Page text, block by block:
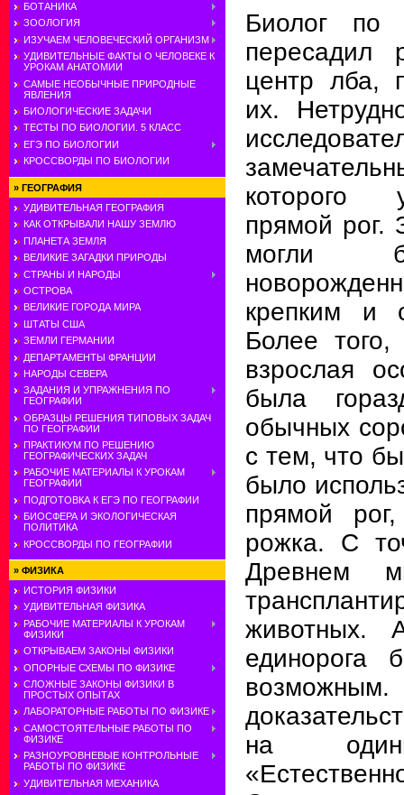
БОТАНИКА
ЗООЛОГИЯ
ИЗУЧАЕМ ЧЕЛОВЕЧЕСКИЙ ОРГАНИЗМ
УДИВИТЕЛЬНЫЕ ФАКТЫ О ЧЕЛОВЕКЕ К
УРОКАМ АНАТОМИИ
САМЫЕ НЕОБЫЧНЫЕ ПРИРОДНЫЕ
ЯВЛЕНИЯ
БИОЛОГИЧЕСКИЕ ЗАДАЧИ
ТЕСТЫ ПО БИОЛОГИИ. 5 КЛАСС
ЕГЭ ПО БИОЛОГИИ
КРОССВОРДЫ ПО БИОЛОГИИ
» ГЕОГРАФИЯ
УДИВИТЕЛЬНАЯ ГЕОГРАФИЯ
КАК ОТКРЫВАЛИ НАШУ ЗЕМЛЮ
ПЛАНЕТА ЗЕМЛЯ
ВЕЛИКИЕ ЗАГАДКИ ПРИРОДЫ
СТРАНЫ И НАРОДЫ
ОСТРОВА
ВЕЛИКИЕ ГОРОДА МИРА
ШТАТЫ США
ЗЕМЛИ ГЕРМАНИИ
ДЕПАРТАМЕНТЫ ФРАНЦИИ
НАРОДЫ СЕВЕРА
ЗАДАНИЯ И УПРАЖНЕНИЯ ПО
ГЕОГРАФИИ
ОБРАЗЦЫ РЕШЕНИЯ ТИПОВЫХ ЗАДАЧ
ПО ГЕОГРАФИИ
ПРАКТИКУМ ПО РЕШЕНИЮ
ГЕОГРАФИЧЕСКИХ ЗАДАЧ
РАБОЧИЕ МАТЕРИАЛЫ К УРОКАМ
ГЕОГРАФИИ
ПОДГОТОВКА К ЕГЭ ПО ГЕОГРАФИИ
БИОСФЕРА И ЭКОЛОГИЧЕСКАЯ
ПОЛИТИКА
КРОССВОРДЫ ПО ГЕОГРАФИИ
» ФИЗИКА
ИСТОРИЯ ФИЗИКИ
УДИВИТЕЛЬНАЯ ФИЗИКА
РАБОЧИЕ МАТЕРИАЛЫ К УРОКАМ
ФИЗИКИ
ОТКРЫВАЕМ ЗАКОНЫ ФИЗИКИ
ОПОРНЫЕ СХЕМЫ ПО ФИЗИКЕ
СЛОЖНЫЕ ЗАКОНЫ ФИЗИКИ В
ПРОСТЫХ ОПЫТАХ
ЛАБОРАТОРНЫЕ РАБОТЫ ПО ФИЗИКЕ
САМОСТОЯТЕЛЬНЫЕ РАБОТЫ ПО
ФИЗИКЕ
РАЗНОУРОВНЕВЫЕ КОНТРОЛЬНЫЕ
РАБОТЫ ПО ФИЗИКЕ
УДИВИТЕЛЬНАЯ МЕХАНИКА
Биолог по
пересадил
центр лба,
их.
которого
прямой рог.
могли
крепким и
Более
взрослая
была
обычных
с тем, что
было
прямой
рожка. С
Древнем
животных.
единорога
на